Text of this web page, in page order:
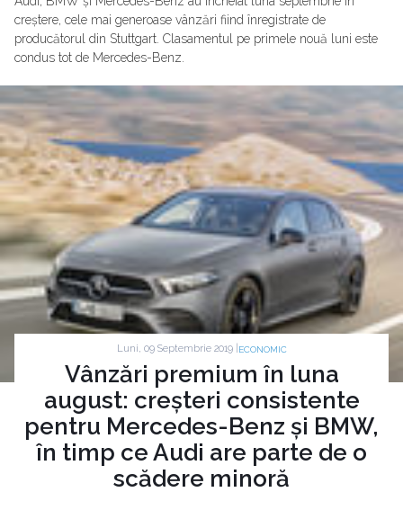
creștere, cele mai generoase vânzări fiind înregistrate de
producătorul din Stuttgart. Clasamentul pe primele nouă luni este
condus tot de Mercedes-Benz.
Luni, 09 Septembrie 2019 | ECONOMIC
Vânzări premium în luna
august: creșteri consistente
pentru Mercedes-Benz și BMW,
în timp ce Audi are parte de o
scădere minoră